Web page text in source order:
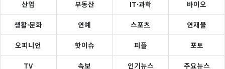
산업 부동산 IT·과학 바이오
생활·문화 연예 스포츠 연재물
오피니언 핫이슈 피플 포토
TV 속보 인기뉴스 주요뉴스